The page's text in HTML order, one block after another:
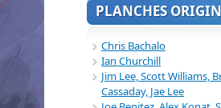
PLANCHES
Chris Bachalo
Ian Churchill
Jim Lee, Scott Williams,
Cassaday, Jae Lee